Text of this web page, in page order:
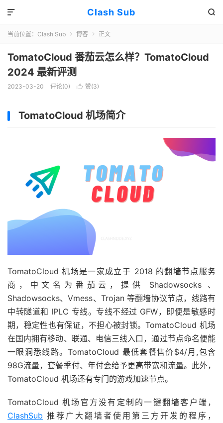
Clash Sub 

当前位置： Clash Sub  博客  正文
TomatoCloud 番茄云怎么样？TomatoCloud
2024 最新评测
2023-03-20 评论(0)  赞(3)
TomatoCloud 机场简介
TomatoCloud 机场是一家成立于 2018 的翻墙节点服务
商，中文名为番茄云，提供 Shadowsocks 、
Shadowsocks、Vmess、Trojan 等翻墙协议节点，线路有
中转隧道和 IPLC 专线。专线不经过 GFW，即便是敏感时
期，稳定性也有保证，不担心被封锁。TomatoCloud 机场
在国内拥有移动、联通、电信三线入口，通过节点命名便能
一眼洞悉线路。TomatoCloud 最低套餐售价$4/月,包含
98G流量，套餐季付、年付会给予更高带宽和流量。此外，
TomatoCloud 机场还有专门的游戏加速节点。
TomatoCloud 机场官方没有定制的一键翻墙客户端，
ClashSub 推荐广大翻墙者使用第三方开发的程序，